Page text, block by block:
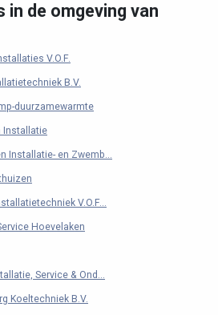
in de omgeving van
V.O.F.
B.V.
duurzamewarmte
Installatie
Installatie- en Zwemb...
V.O.F...
Hoevelaken
Service & Ond...
Koeltechniek B.V.